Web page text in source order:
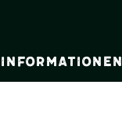
Informationen